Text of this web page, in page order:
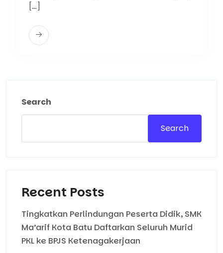
[…]
Search
Search
Recent Posts
Tingkatkan Perlindungan Peserta Didik, SMK
Ma’arif Kota Batu Daftarkan Seluruh Murid
PKL ke BPJS Ketenagakerjaan